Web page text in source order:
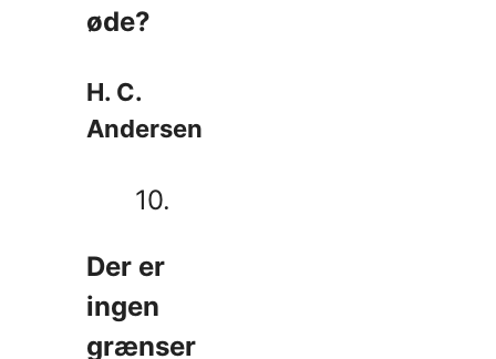
øde?
H. C.
Andersen
10.
Der er
ingen
grænser